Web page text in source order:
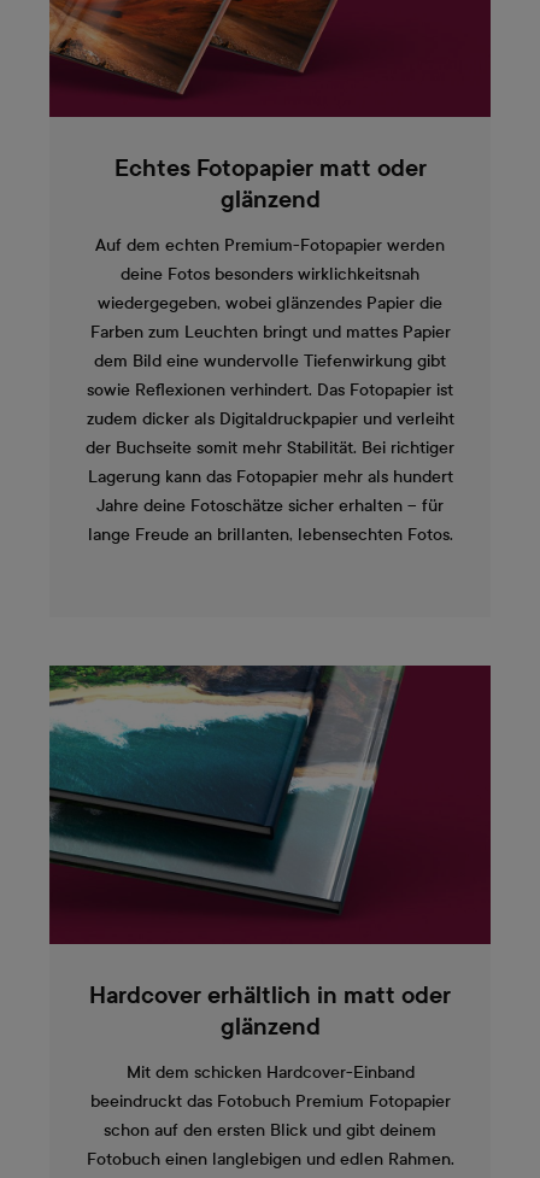
Echtes Fotopapier matt oder
glänzend
Auf dem echten Premium-Fotopapier werden
deine Fotos besonders wirklichkeitsnah
wiedergegeben, wobei glänzendes Papier die
Farben zum Leuchten bringt und mattes Papier
dem Bild eine wundervolle Tiefenwirkung gibt
sowie Reflexionen verhindert. Das Fotopapier ist
zudem dicker als Digitaldruckpapier und verleiht
der Buchseite somit mehr Stabilität. Bei richtiger
Lagerung kann das Fotopapier mehr als hundert
Jahre deine Fotoschätze sicher erhalten – für
lange Freude an brillanten, lebensechten Fotos.
Hardcover erhältlich in matt oder
glänzend
Mit dem schicken Hardcover-Einband
beeindruckt das Fotobuch Premium Fotopapier
schon auf den ersten Blick und gibt deinem
Fotobuch einen langlebigen und edlen Rahmen.